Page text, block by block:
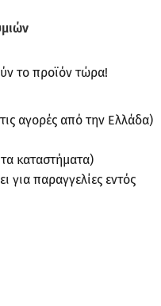
το προϊόν τώρα!
αγορές από την Ελλάδα)
καταστήματα)
παραγγελίες εντός